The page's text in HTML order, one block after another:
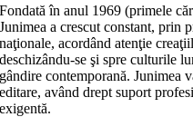
Fondată în anul 1969 (primele
Junimea a crescut constant, prin
naţionale, acordând atenţie
deschizându-se şi spre culturile
gândire contemporană. Junimea
editare, având drept suport
exigentă.